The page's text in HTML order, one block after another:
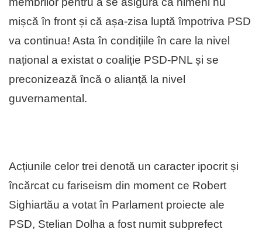
mișcă în front și că așa-zisa luptă împotriva PSD
va continua! Asta în condițiile în care la nivel
național a existat o coaliție PSD-PNL și se
preconizează încă o alianță la nivel
guvernamental.
Acțiunile celor trei denotă un caracter ipocrit și
încărcat cu fariseism din moment ce Robert
Sighiartău a votat în Parlament proiecte ale
PSD, Stelian Dolha a fost numit subprefect